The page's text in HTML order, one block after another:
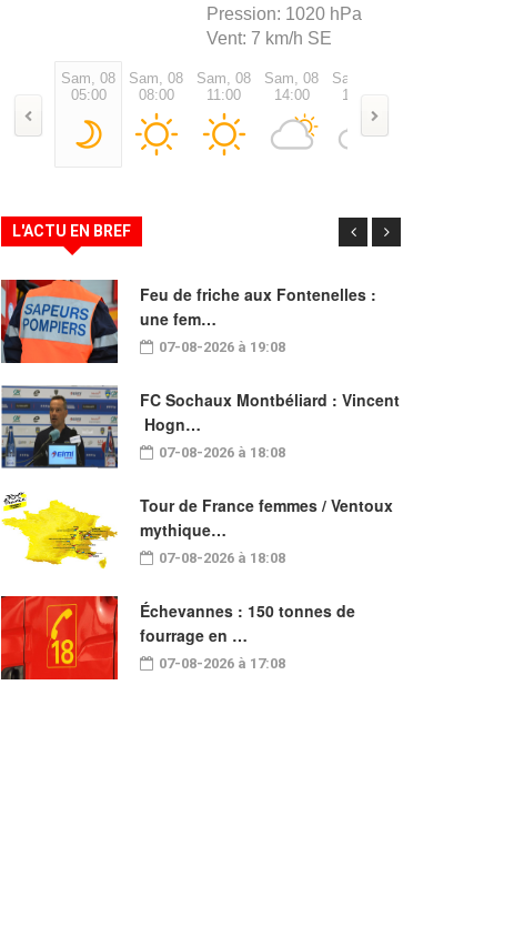
Pression: 1020 hPa
Vent: 7 km/h SE
Sam, 08
05:00
Sam, 08
08:00
Sam, 08
11:00
Sam, 08
14:00
Sam, 08
17:00
L'ACTU EN BREF
Feu de friche aux Fontenelles :
une fem…
07-08-2026 à 19:08
FC Sochaux Montbéliard : Vincent
Hogn…
07-08-2026 à 18:08
Tour de France femmes / Ventoux
mythique…
07-08-2026 à 18:08
Échevannes : 150 tonnes de
fourrage en …
07-08-2026 à 17:08